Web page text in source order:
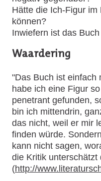
Hätte die Ich-Figur
können?
Inwiefern ist das
Waardering
"Das Buch ist einfach
habe ich eine Figur
penetrant gefunden,
bin ich mittendrin,
das nicht, weil er mir
finden würde.
kann nicht sagen,
die Kritik
(http://